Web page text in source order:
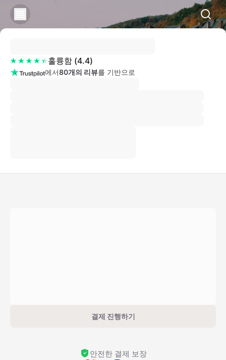
훌륭함 (4.4)
에서80개의 리뷰를 기반으로
결제 진행하기
안전한 결제 보장